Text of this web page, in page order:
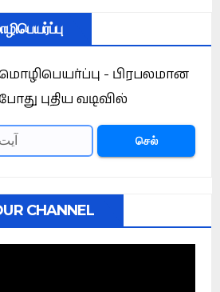
மொழிபெயர்ப்பு - பிரபலமான
புதிய வடிவில்
செல்
CHANNEL